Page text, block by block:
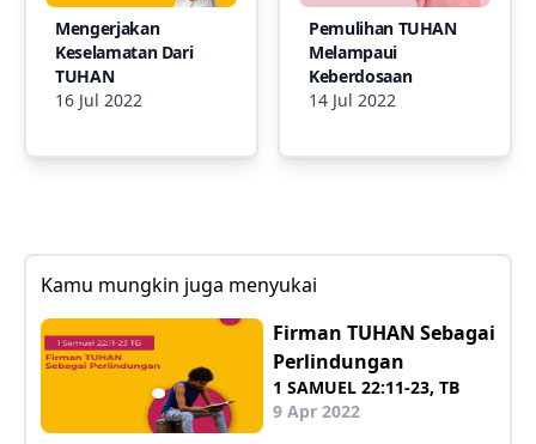
Mengerjakan
Keselamatan Dari
TUHAN
16 Jul 2022
Pemulihan TUHAN
Melampaui
Keberdosaan
14 Jul 2022
Kamu mungkin juga menyukai
Firman TUHAN Sebagai
Perlindungan
1 SAMUEL 22:11-23, TB
9 Apr 2022